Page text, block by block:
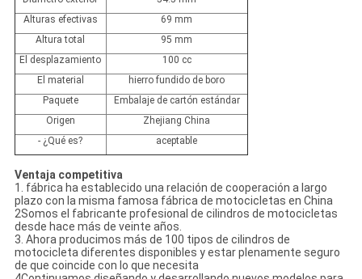
Alturas efectivas
69 mm
Altura total
95 mm
El desplazamiento
100 cc
El material
hierro fundido de boro
Paquete
Embalaje de cartón estándar
Origen
Zhejiang China
- ¿Qué es?
aceptable
Ventaja competitiva
1. fábrica ha establecido una relación de cooperación a largo
plazo con la misma famosa fábrica de motocicletas en China
2Somos el fabricante profesional de cilindros de motocicletas
desde hace más de veinte años.
3. Ahora producimos más de 100 tipos de cilindros de
motocicleta diferentes disponibles y estar plenamente seguro
de que coincide con lo que necesita